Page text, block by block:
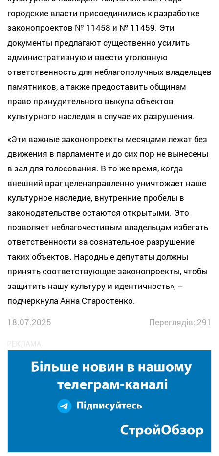
городские власти присоединились к разработке
законопроектов № 11458 и № 11459. Эти
документы предлагают существенно усилить
административную и ввести уголовную
ответственность для неблагополучных владельцев
памятников, а также предоставить общинам
право принудительного выкупа объектов
культурного наследия в случае их разрушения.
«Эти важные законопроекты месяцами лежат без
движения в парламенте и до сих пор не вынесены
в зал для голосования. В то же время, когда
внешний враг целенаправленно уничтожает наше
культурное наследие, внутренние пробелы в
законодательстве остаются открытыми. Это
позволяет неблагочестивым владельцам избегать
ответственности за сознательное разрушение
таких объектов. Народные депутаты должны
принять соответствующие законопроекты, чтобы
защитить нашу культуру и идентичность», –
подчеркнула Анна Старостенко.
18.07.2025
Переглядів: 291